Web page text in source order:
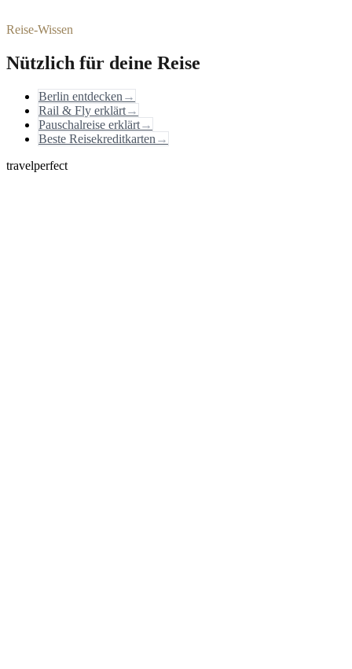
Reise-Wissen
Nützlich für deine Reise
Berlin entdecken →
Rail & Fly erklärt→
Pauschalreise erklärt→
Beste Reisekreditkarten →
travelperfect